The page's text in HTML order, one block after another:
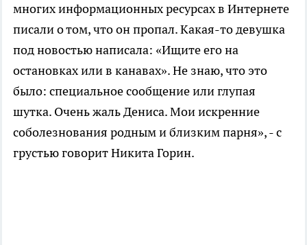
многих информационных ресурсах в Интернете
писали о том, что он пропал. Какая-то девушка
под новостью написала: «Ищите его на
остановках или в канавах». Не знаю, что это
было: специальное сообщение или глупая
шутка. Очень жаль Дениса. Мои искренние
соболезнования родным и близким парня», - с
грустью говорит Никита Горин.